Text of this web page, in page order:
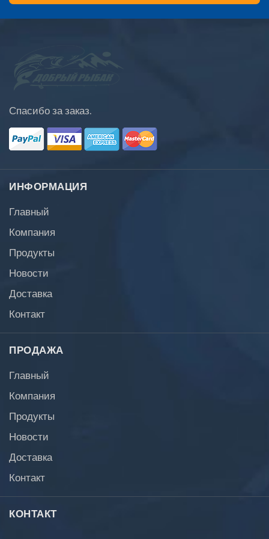
Спасибо за заказ.
ИНФОРМАЦИЯ
Главный
Компания
Продукты
Новости
Доставка
Контакт
ПРОДАЖА
Главный
Компания
Продукты
Новости
Доставка
Контакт
КОНТАКТ